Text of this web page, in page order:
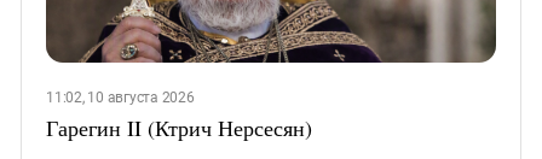
11:02, 10 августа 2026
Гарегин II (Ктрич Нерсесян)